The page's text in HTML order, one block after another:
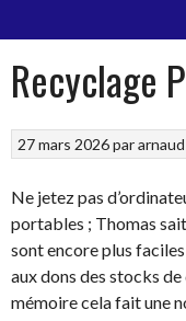
Recyclage
27 mars 2026par
Ne jetez pas
portables ; Thomas
sont encore plus
aux dons des stocks
mémoire cela fait une